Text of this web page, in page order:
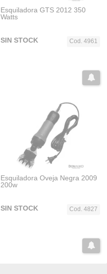
Esquiladora GTS 2012 350
Watts
Cod. 4961
SIN STOCK
Esquiladora Oveja Negra 2009
200w
Cod. 4827
SIN STOCK